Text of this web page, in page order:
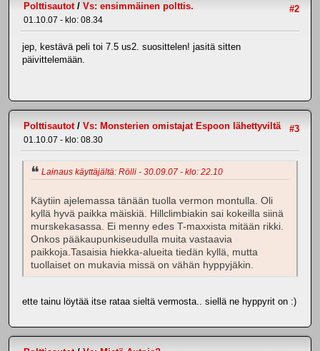
#2
Polttisautot/ Vs: ensimmäinen polttis.
01.10.07 - klo: 08.34
jep, kestävä peli toi 7.5 us2. suosittelen! jasitä sitten
päivittelemään.
#3
Polttisautot/ Vs: Monsterien omistajat Espoon lähettyviltä
01.10.07 - klo: 08.30
Lainaus käyttäjältä: Rölli - 30.09.07 - klo: 22.10
Käytiin ajelemassa tänään tuolla vermon montulla. Oli
kyllä hyvä paikka mäiskiä. Hillclimbiakin sai kokeilla siinä
murskekasassa. Ei menny edes T-maxxista mitään rikki.
Onkos pääkaupunkiseudulla muita vastaavia
paikkoja.Tasaisia hiekka-alueita tiedän kyllä, mutta
tuollaiset on mukavia missä on vähän hyppyjäkin.
ette tainu löytää itse rataa sieltä vermosta.. siellä ne hyppyrit on :)